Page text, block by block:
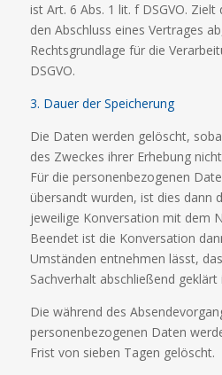
ist Art. 6 Abs. 1 lit. f DSGVO.
den Abschluss eines Vertrages
Rechtsgrundlage für die
DSGVO.
3. Dauer der Speicherung
Die Daten werden gelöscht,
des Zweckes ihrer Erhebung
Für die personenbezogenen
übersandt wurden, ist dies dann
jeweilige Konversation mit dem
Beendet ist die Konversation
Umständen entnehmen lässt,
Sachverhalt abschließend geklärt
Die während des
personenbezogenen Daten
Frist von sieben Tagen gelöscht.